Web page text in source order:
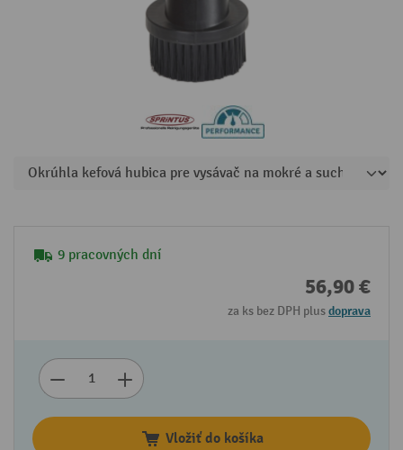
9 pracovných dní
56,90 €
za ks bez DPH plusdoprava
Vložiť do košíka